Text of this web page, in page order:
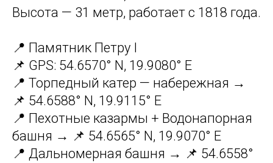
Высота — 31 метр, работает с 1818 года.
📍 Памятник Петру I
📌 GPS: 54.6570° N, 19.9080° E
📍 Торпедный катер — набережная →
📌 54.6588° N, 19.9115° E
📍 Пехотные казармы + Водонапорная
башня → 📌 54.6565° N, 19.9070° E
📍 Дальномерная башня → 📌 54.6558°